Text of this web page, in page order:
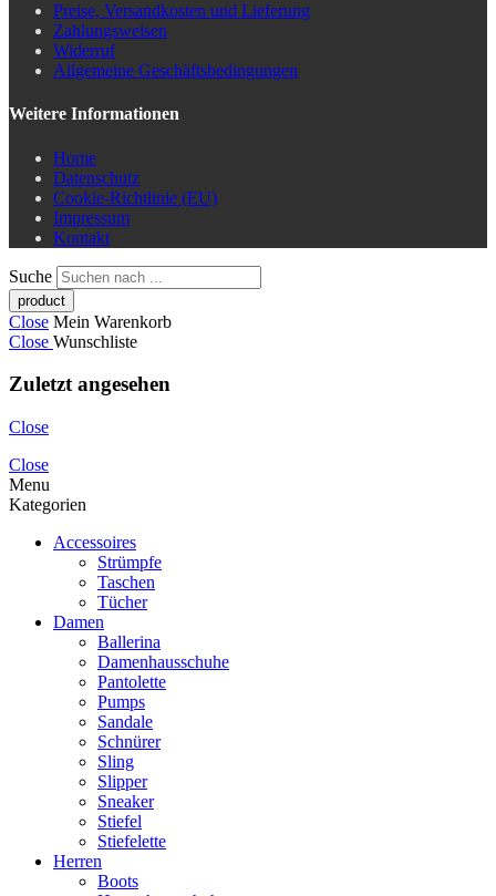
Preise, Versandkosten und Lieferung
Zahlungsweisen
Widerruf
Allgemeine Geschäftsbedingungen
Weitere Informationen
Home
Datenschutz
Cookie-Richtlinie (EU)
Impressum
Kontakt
Suche
Close Mein Warenkorb
Close Wunschliste
Zuletzt angesehen
Close
Close
Menu
Kategorien
Accessoires
Strümpfe
Taschen
Tücher
Damen
Ballerina
Damenhausschuhe
Pantolette
Pumps
Sandale
Schnürer
Sling
Slipper
Sneaker
Stiefel
Stiefelette
Herren
Boots